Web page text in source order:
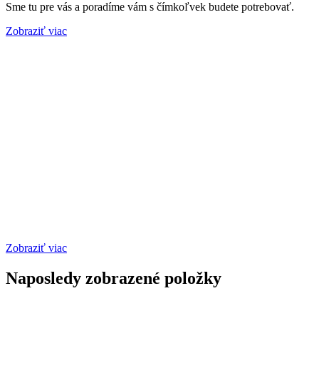
Sme tu pre vás a poradíme vám s čímkoľvek budete potrebovať.
Zobraziť viac
Zobraziť viac
Naposledy zobrazené položky